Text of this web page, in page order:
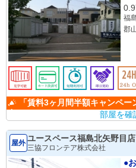
福
郡
中！ （キャンペー
部屋を確
屋外 ユースペース福島北矢野目店
三協フロンテア株式会社
●